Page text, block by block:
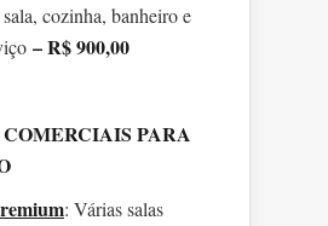
cozinha, banheiro e
– R$ 900,00
PARA
: Várias salas